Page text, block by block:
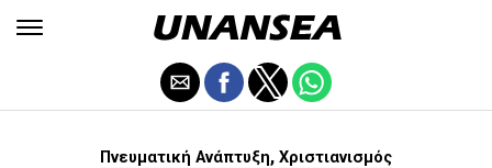
Πνευματική Ανάπτυξη, Χριστιανισμός